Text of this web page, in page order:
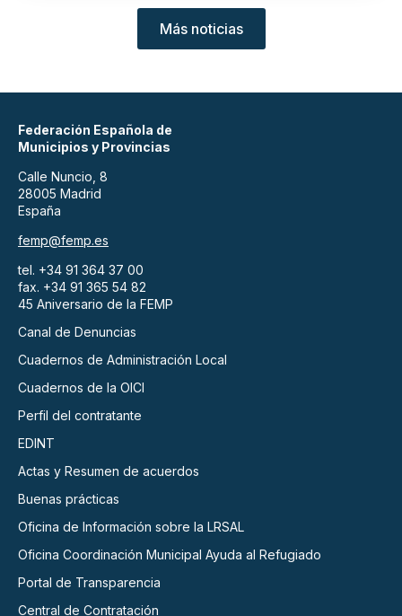
Más noticias
Federación Española de
Municipios y Provincias
Calle Nuncio, 8
28005 Madrid
España
femp@femp.es
tel. +34 91 364 37 00
fax. +34 91 365 54 82
45 Aniversario de la FEMP
Canal de Denuncias
Cuadernos de Administración Local
Cuadernos de la OICI
Perfil del contratante
EDINT
Actas y Resumen de acuerdos
Buenas prácticas
Oficina de Información sobre la LRSAL
Oficina Coordinación Municipal Ayuda al Refugiado
Portal de Transparencia
Central de Contratación